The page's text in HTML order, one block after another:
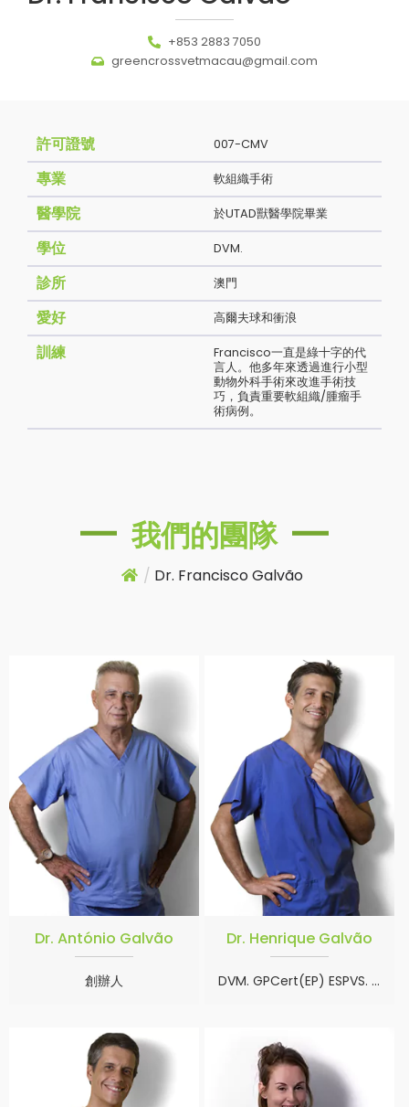
+853 2883 7050
greencrossvetmacau@gmail.com
許可證號 007-CMV
專業 軟組織手術
醫學院 於UTAD獸醫學院畢業
學位 DVM.
診所 澳門
愛好 高爾夫球和衝浪
訓練
Francisco一直是綠十字的代
言人。他多年來透過進行小型
動物外科手術來改進手術技
巧，負責重要軟組織/腫瘤手
術病例。
我們的團隊
/ Dr. Francisco Galvão
Dr. António Galvão
創辦人
Dr. Henrique Galvão
DVM. GPCert(EP) ESPVS. CertAVP(EOS) MRCVS. SAVC board exams.